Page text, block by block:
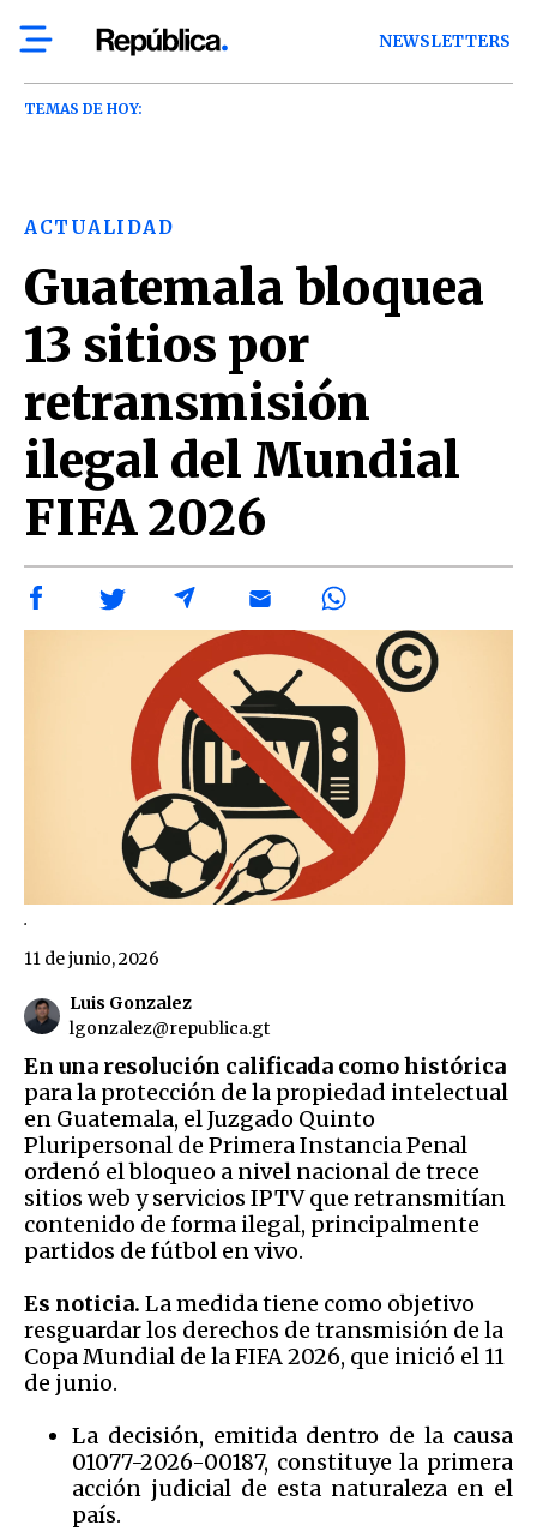
NEWSLETTERS
TEMAS DE HOY:
ACTUALIDAD
Guatemala bloquea
13 sitios por
retransmisión
ilegal del Mundial
FIFA 2026
.
Luis Gonzalez
lgonzalez@republica.gt
11 de junio, 2026
En una resolución calificada como histórica
para la protección de la propiedad intelectual
en Guatemala, el Juzgado Quinto
Pluripersonal de Primera Instancia Penal
ordenó el bloqueo a nivel nacional de trece
sitios web y servicios IPTV que retransmitían
contenido de forma ilegal, principalmente
partidos de fútbol en vivo.
Es noticia. La medida tiene como objetivo
resguardar los derechos de transmisión de la
Copa Mundial de la FIFA 2026, que inició el 11
de junio.
La decisión, emitida dentro de la causa
01077-2026-00187, constituye la primera
acción judicial de esta naturaleza en el
país.